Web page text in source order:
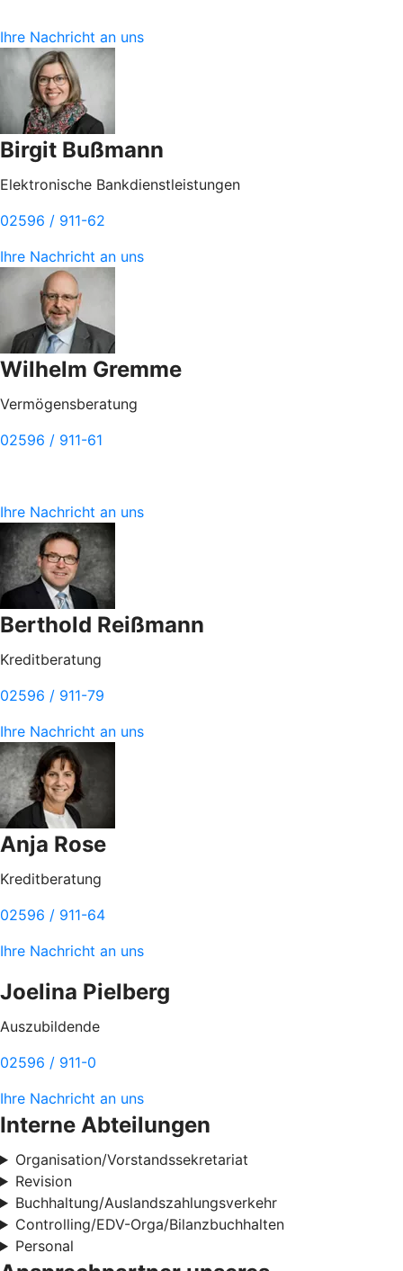
Ihre Nachricht an uns
Birgit Bußmann
Elektronische Bankdienstleistungen
02596 / 911-62
Ihre Nachricht an uns
Wilhelm Gremme
Vermögensberatung
02596 / 911-61
Ihre Nachricht an uns
Berthold Reißmann
Kreditberatung
02596 / 911-79
Ihre Nachricht an uns
Anja Rose
Kreditberatung
02596 / 911-64
Ihre Nachricht an uns
Joelina Pielberg
Auszubildende
02596 / 911-0
Ihre Nachricht an uns
Interne Abteilungen
Organisation/Vorstandssekretariat
Revision
Buchhaltung/Auslandszahlungsverkehr
Controlling/EDV-Orga/Bilanzbuchhalten
Personal